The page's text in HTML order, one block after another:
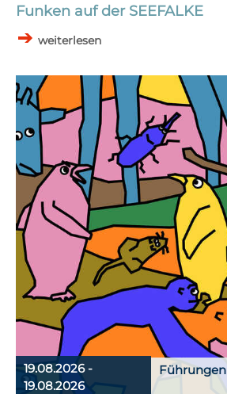
Funken auf der SEEFALKE
weiterlesen
Führungen
19.08.2026 -
19.08.2026